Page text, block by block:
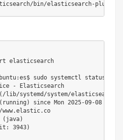
bin/elasticsearch-plugin
sudo systemctl status
- Elasticsearch
( /lib/systemd/system/
( running ) since Mon 2025-09-08
www.elastic.co
( java)
3943)